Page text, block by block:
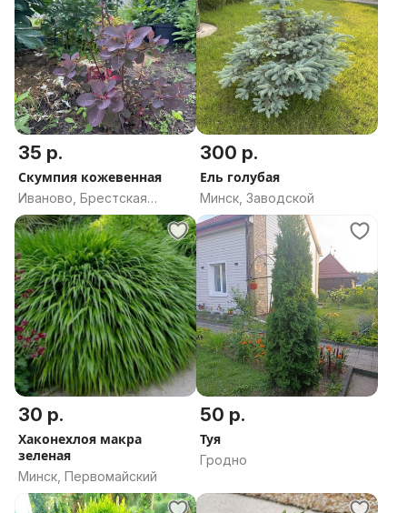
35 р.
Скумпия кожевенная
Иваново, Брестская
область
300 р.
Ель голубая
Минск, Заводской
30 р.
Хаконехлоя макра
зеленая
Минск, Первомайский
50 р.
Туя
Гродно